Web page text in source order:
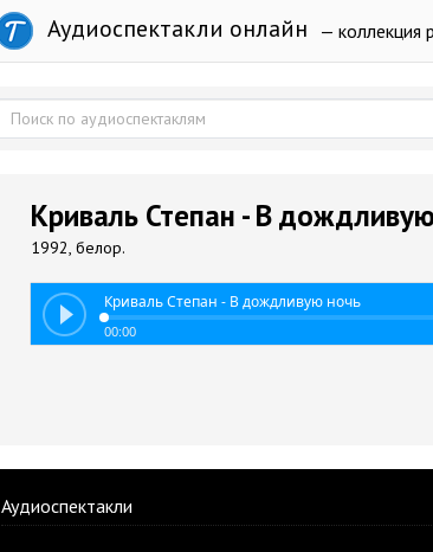
Аудиоспектакли онлайн — коллекция
Криваль Степан - В
1992, белор.
Криваль Степан - В дождливую ночь
00:00
Аудиоспектакли